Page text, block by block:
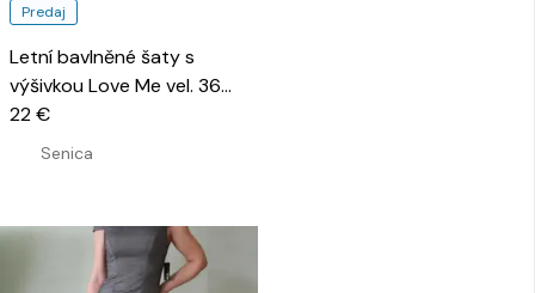
Predaj
Letní bavlněné šaty s
výšivkou Love Me vel. 36…
Senica
22 €